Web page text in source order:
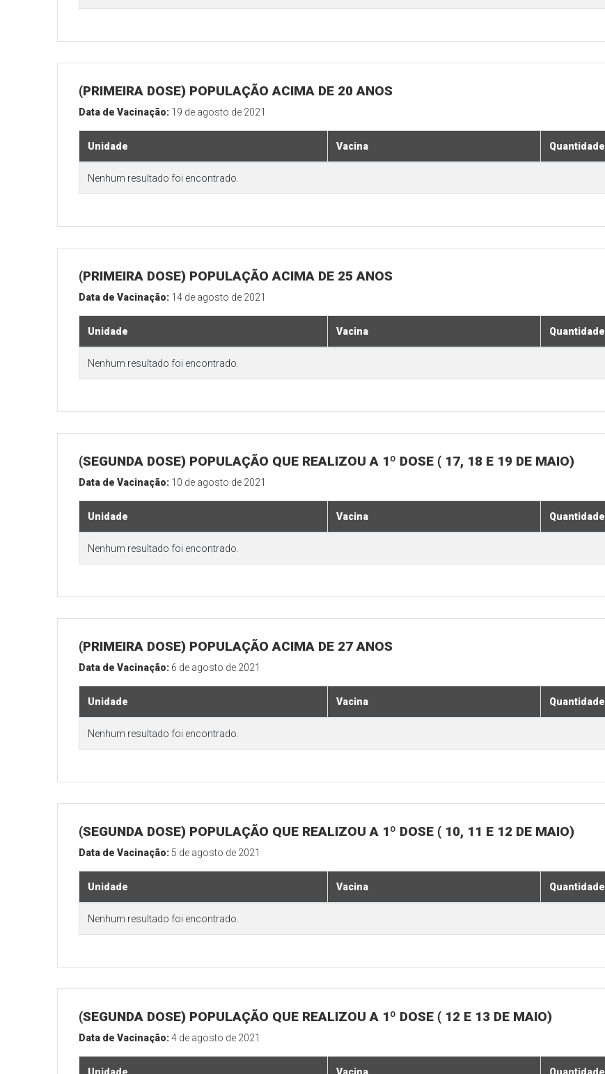
(PRIMEIRA DOSE) POPULAÇÃO ACIMA DE 20 ANOS
Data de Vacinação: 19 de agosto de 2021
Unidade Vacina Quantidade
Nenhum resultado foi encontrado.
(PRIMEIRA DOSE) POPULAÇÃO ACIMA DE 25 ANOS
Data de Vacinação: 14 de agosto de 2021
Unidade Vacina Quantidade
Nenhum resultado foi encontrado.
(SEGUNDA DOSE) POPULAÇÃO QUE REALIZOU A 1º DOSE ( 17, 18 E 19 DE MAIO)
Data de Vacinação: 10 de agosto de 2021
Unidade Vacina Quantidade
Nenhum resultado foi encontrado.
(PRIMEIRA DOSE) POPULAÇÃO ACIMA DE 27 ANOS
Data de Vacinação: 6 de agosto de 2021
Unidade Vacina Quantidade
Nenhum resultado foi encontrado.
(SEGUNDA DOSE) POPULAÇÃO QUE REALIZOU A 1º DOSE ( 10, 11 E 12 DE MAIO)
Data de Vacinação: 5 de agosto de 2021
Unidade Vacina Quantidade
Nenhum resultado foi encontrado.
(SEGUNDA DOSE) POPULAÇÃO QUE REALIZOU A 1º DOSE ( 12 E 13 DE MAIO)
Data de Vacinação:4 de agosto de 2021